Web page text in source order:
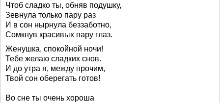
Чтоб сладко ты, обняв подушку,
Зевнула только пару раз
И в сон нырнула беззаботно,
Сомкнув красивых пару глаз.
Женушка, спокойной ночи!
Тебе желаю сладких снов.
И до утра я, между прочим,
Твой сон оберегать готов!
Во сне ты очень хороша